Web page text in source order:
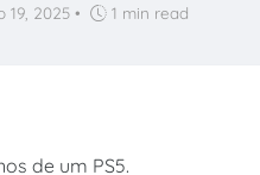
19, 2025 • 1 min read
de um PS5.